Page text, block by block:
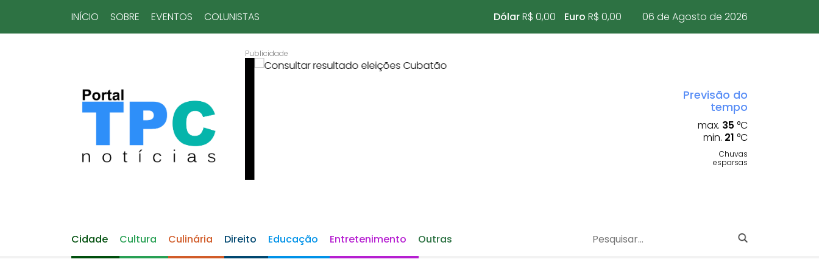
INÍCIO SOBRE EVENTOS COLUNISTAS DólarR$ 0,00 Euro R$ 0,00 06 de Agosto de 2026
Previsão do
tempo
max. 35 °C
min. 21 °C
Chuvas
esparsas
Cidade Cultura Culinária Direito Educação Entretenimento Outras